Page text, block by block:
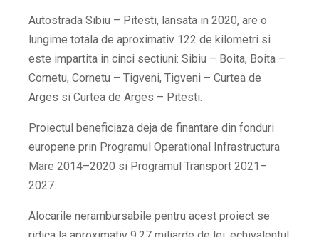
Autostrada Sibiu – Pitesti, lansata in 2020, are o
lungime totala de aproximativ 122 de kilometri si
este impartita in cinci sectiuni: Sibiu – Boita, Boita –
Cornetu, Cornetu – Tigveni, Tigveni – Curtea de
Arges si Curtea de Arges – Pitesti.
Proiectul beneficiaza deja de finantare din fonduri
europene prin Programul Operational Infrastructura
Mare 2014–2020 si Programul Transport 2021–
2027.
Alocarile nerambursabile pentru acest proiect se